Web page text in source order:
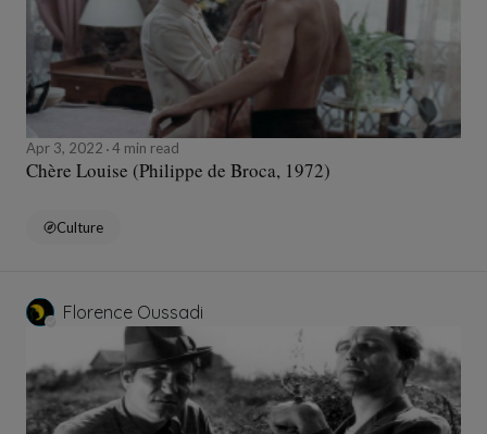
Apr 3, 2022 4 min read
Chère Louise (Philippe de Broca, 1972)
Culture
Florence Oussadi